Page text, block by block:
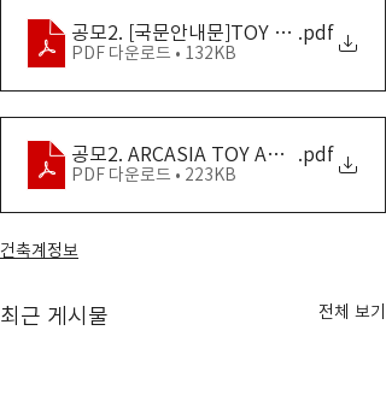
공모2. [국문안내문]TOY ARCASIA
.pdf
PDF 다운로드 • 132KB
공모2. ARCASIA TOY AWARDS 2022
.pdf
PDF 다운로드 • 223KB
건축계정보
최근 게시물 전체 보기